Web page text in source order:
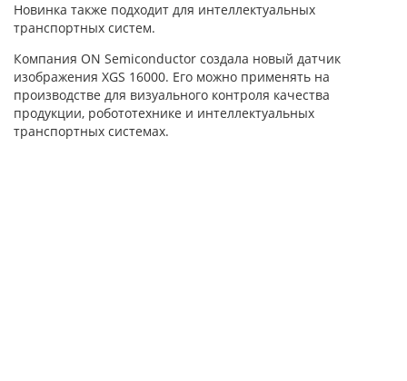
Новинка также подходит для интеллектуальных
транспортных систем.
Компания ON Semiconductor создала новый датчик
изображения XGS 16000. Его можно применять на
производстве для визуального контроля качества
продукции, робототехнике и интеллектуальных
транспортных системах.